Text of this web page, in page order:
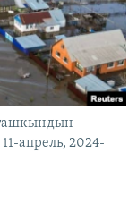
апрель, 2024-